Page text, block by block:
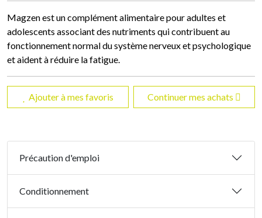
Magzen est un complément alimentaire pour adultes et
adolescents associant des nutriments qui contribuent au
fonctionnement normal du système nerveux et psychologique
et aident à réduire la fatigue.
Ajouter à mes favoris Continuer mes achats
Précaution d'emploi
Conditionnement